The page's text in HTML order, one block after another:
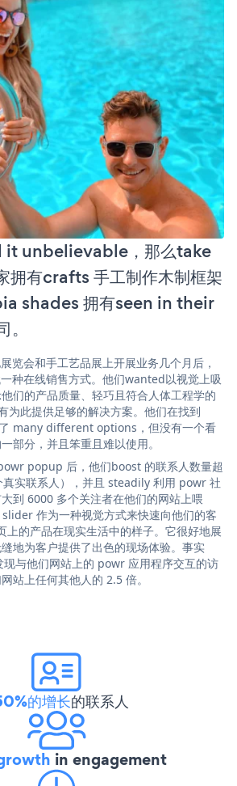
it unbelievable，那么take
拥有crafts 手工制作木制框架
shades 拥有seen in their
览会和手工艺品展上开展业务几个月后，
种在线销售方式。他们wanted以视觉上吸
们的产品质量、轻巧且符合人体工程学的
为此提供足够的解决方案。他们在找到
many different options，但没有一个看
部分，并且笨重且难以使用。
popup 后，他们boost 的联系人数量超
实联系人），并且 steadily 利用 powr 社
到 6000 多个关注者在他们的网站上喂
作为一种视觉方式来快速向他们的客
的产品在现实生活中的样子。它很好地展
地为客户提供了出色的现场体验。事实
现与他们网站上的 powr 应用程序交互的访
站上任何其他人的 2.5 倍。
的增长的联系人
in engagement